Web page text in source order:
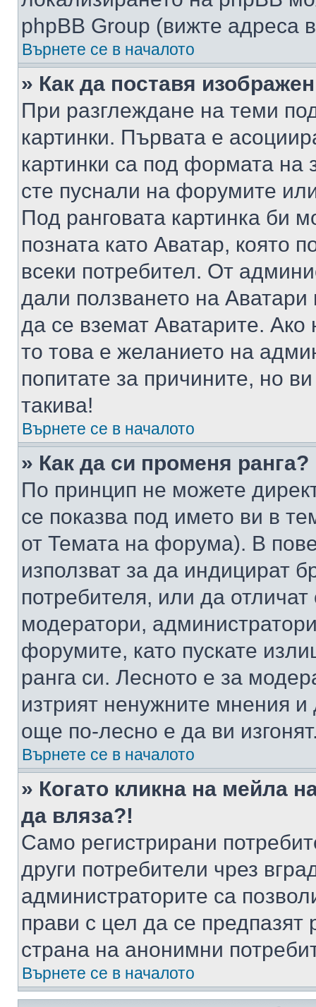
phpBB Group (вижте адреса
Върнете се в началото
» Как да поставя
При разглеждане на теми
картинки. Първата е
картинки са под формата на
сте пуснали на форумите
Под ранговата картинка би
позната като Аватар, която
всеки потребител. От
дали ползването на
да се вземат Аватарите.
то това е желанието на
попитате за причините, но
такива!
Върнете се в началото
» Как да си променя ранга?
По принцип не можете
се показва под името ви в
от Темата на форума). В
използват за да индицират
потребителя, или да
модератори,
форумите, като пускате
ранга си. Лесното е за
изтрият ненужните мнения
още по-лесно е да ви
Върнете се в началото
» Когато кликна на мейла
да вляза?!
Само регистрирани
други потребители чрез
администраторите са
прави с цел да се предпазят
страна на анонимни
Върнете се в началото